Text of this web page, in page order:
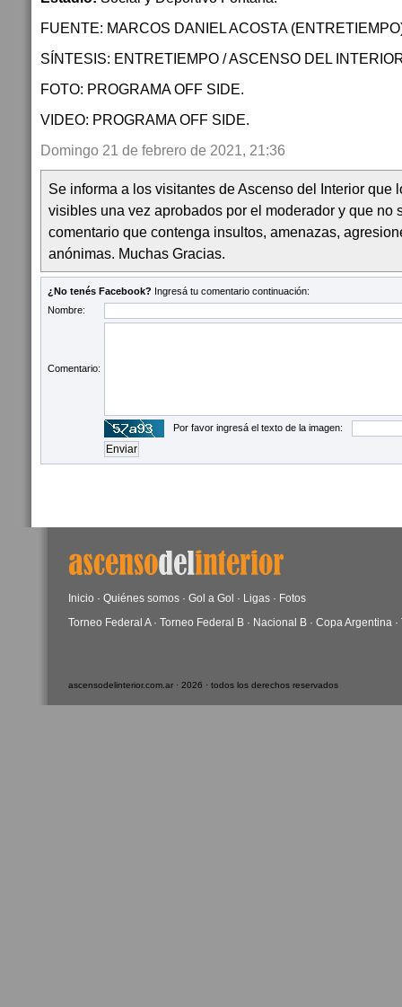
FUENTE: MARCOS DANIEL ACOSTA
SÍNTESIS: ENTRETIEMPO / ASCENSO DEL
FOTO: PROGRAMA OFF SIDE.
VIDEO: PROGRAMA OFF SIDE.
Domingo 21 de febrero de 2021, 21:36
Se informa a los visitantes de Ascenso del Interior que
visibles una vez aprobados por el moderador y que no
comentario que contenga insultos, amenazas,
anónimas. Muchas Gracias.
¿No tenés Facebook? Ingresá tu comentario continuación:
Nombre:
Comentario:
Por favor ingresá el texto de la imagen:
Inicio · Quiénes somos · Gol a Gol · Ligas · Fotos
Torneo Federal A· Torneo Federal B · Nacional B · Copa Argentina ·
ascensodelinterior.com.ar · 2026 · todos los derechos reservados